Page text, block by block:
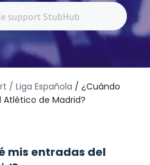
/ Liga Española / ¿Cuándo
de Madrid?
mis entradas del